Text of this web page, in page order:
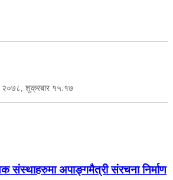
२०७८, शुक्रबार १५:१७
संस्थाहरुमा अपाङ्गमैत्री संरचना निर्माण